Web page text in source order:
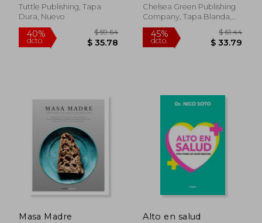
40%
dcto. $ 23.30
45%
dcto. $
Equipment
(Hardback) (en
Tuttle Publishing, Tapa
Dura, Nuevo
(en Inglés)
Chelsea Green Publishing
Company, Tapa Blanda,
Nuevo
Masa Madre Alto en salud